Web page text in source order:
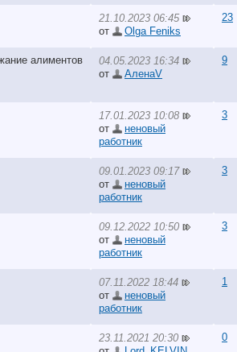
21.10.2023 06:45
от
Olga Feniks
23
04.05.2023 16:34
от
АленаV
9
17.01.2023 10:08
от
неновый
работник
3
09.01.2023 09:17
от
неновый
работник
3
09.12.2022 10:50
от
неновый
работник
3
07.11.2022 18:44
от
неновый
работник
1
23.11.2021 20:30
0